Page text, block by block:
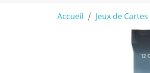
Accueil Jeux de